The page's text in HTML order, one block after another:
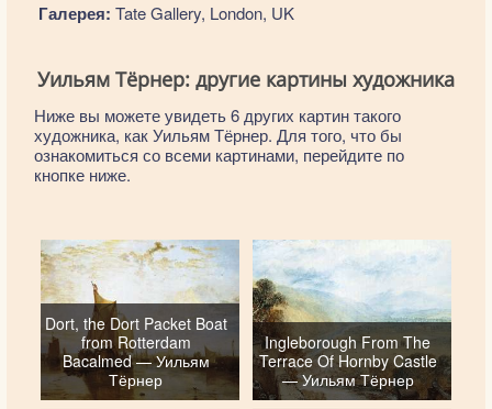
Галерея: Tate Gallery, London, UK
Уильям Тёрнер: другие картины художника
Ниже вы можете увидеть 6 других картин такого
художника, как Уильям Тёрнер. Для того, что бы
ознакомиться со всеми картинами, перейдите по
кнопке ниже.
Dort, the Dort Packet Boat
from Rotterdam
Bacalmed — Уильям
Тёрнер
Ingleborough From The
Terrace Of Hornby Castle
— Уильям Тёрнер